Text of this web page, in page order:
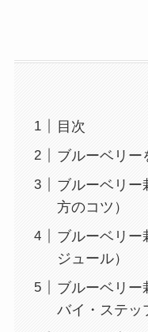
目次
ブルーベリー
ブルーベリー
方のコツ）
ブルーベリー
ジュール）
ブルーベリー
バイ・ステッ